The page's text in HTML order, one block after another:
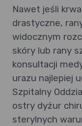
Nawet jeśli
drastyczne,
widocznym
skóry lub rany
konsultacji
urazu najlepiej
Szpitalny
ostry dyżur
sterylnych